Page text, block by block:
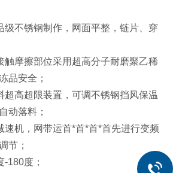
级不锈钢制作，网面平整，链片、穿
触摩擦部位采用超高分子耐磨聚乙稀
品安全；
超高超限装置，可调不锈钢挡风保温
动落料；
速机，网带运首*首*首*首先进行变频
节；
180度；